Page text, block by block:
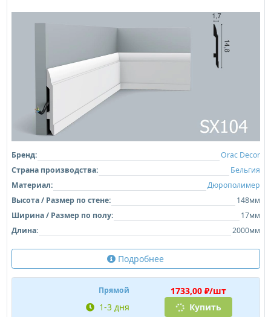
Бренд:
Orac Decor
Страна производства:
Бельгия
Материал:
Дюрополимер
Высота / Размер по стене:
148мм
Ширина / Размер по полу:
17мм
Длина:
2000мм
Подробнее
Прямой
1733,00 ₽/шт
1-3 дня
Купить